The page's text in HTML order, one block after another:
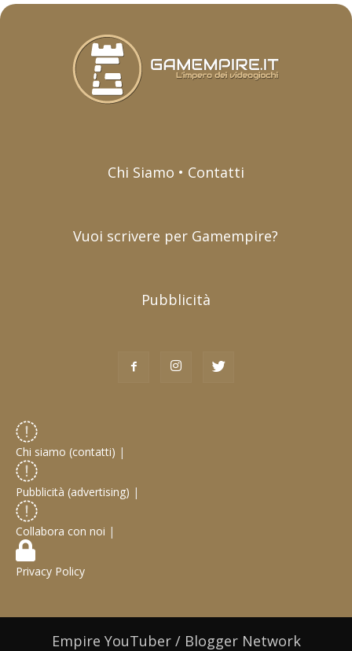
Chi Siamo • Contatti
Vuoi scrivere per Gamempire?
Pubblicità
Chi siamo (contatti) |
Pubblicità (advertising) |
Collabora con noi |
Privacy Policy
Empire YouTuber / Blogger Network